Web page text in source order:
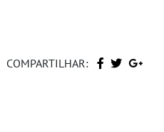
COMPARTILHAR: